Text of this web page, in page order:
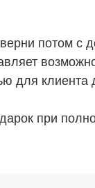
потом с
для клиента
при